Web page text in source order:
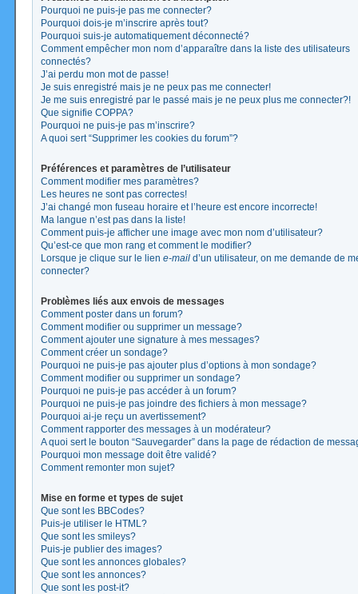
Pourquoi ne puis-je pas me connecter?
Pourquoi dois-je m’inscrire après tout?
Pourquoi suis-je automatiquement déconnecté?
Comment empêcher mon nom d’apparaître dans la liste des utilisateurs
connectés?
J’ai perdu mon mot de passe!
Je suis enregistré mais je ne peux pas me connecter!
Je me suis enregistré par le passé mais je ne peux plus me connecter?!
Que signifie COPPA?
Pourquoi ne puis-je pas m’inscrire?
A quoi sert “Supprimer les cookies du forum”?
Préférences et paramètres de l’utilisateur
Comment modifier mes paramètres?
Les heures ne sont pas correctes!
J’ai changé mon fuseau horaire et l’heure est encore incorrecte!
Ma langue n’est pas dans la liste!
Comment puis-je afficher une image avec mon nom d’utilisateur?
Qu’est-ce que mon rang et comment le modifier?
Lorsque je clique sur le lien e-mail d’un utilisateur, on me demande de
connecter?
Problèmes liés aux envois de messages
Comment poster dans un forum?
Comment modifier ou supprimer un message?
Comment ajouter une signature à mes messages?
Comment créer un sondage?
Pourquoi ne puis-je pas ajouter plus d’options à mon sondage?
Comment modifier ou supprimer un sondage?
Pourquoi ne puis-je pas accéder à un forum?
Pourquoi ne puis-je pas joindre des fichiers à mon message?
Pourquoi ai-je reçu un avertissement?
Comment rapporter des messages à un modérateur?
A quoi sert le bouton “Sauvegarder” dans la page de rédaction de
Pourquoi mon message doit être validé?
Comment remonter mon sujet?
Mise en forme et types de sujet
Que sont les BBCodes?
Puis-je utiliser le HTML?
Que sont les smileys?
Puis-je publier des images?
Que sont les annonces globales?
Que sont les annonces?
Que sont les post-it?